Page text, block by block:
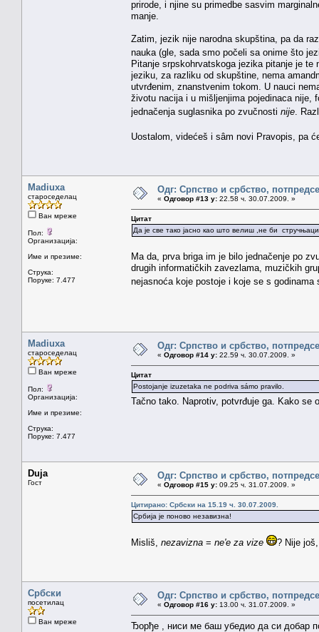
prirode, i njine su primedbe sasvim
manje.
Zatim, jezik nije narodna skupština, pa da
nauka (gle, sada smo počeli sa onime što
Pitanje srpskohrvatskoga jezika pitanje je te
jeziku, za razliku od skupštine, nema
utvrđenim, znanstvenim tokom. U nauci
životu nacija i u mišljenjima pojedinaca nije,
jednačenja suglasnika po zvučnosti nije .
Uostalom, videćeš i sâm novi Pravopis, pa
Madiuxa
староседелац
Ван мреже
Пол:
Организација:
Име и презиме:
Струка:
Поруке: 7.477
Одг: Српство и србство,
« Одговор #13 у: 22.58 ч. 30.07.2009. »
Цитат
Да је све тако јасно као што велиш ,не би
Ma da, prva briga im je bilo jednačenje po
drugih informatičkih zavezlama, muzičkih
nejasnoća koje postoje i koje se s
Madiuxa
староседелац
Ван мреже
Пол:
Организација:
Име и презиме:
Струка:
Поруке: 7.477
Одг: Српство и србство,
« Одговор #14 у: 22.59 ч. 30.07.2009. »
Цитат
Postojanje izuzetaka ne podriva sámo pravilo.
Tačno tako. Naprotiv, potvrđuje ga. Kako
Duja
Гост
Одг: Српство и србство,
« Одговор #15 у: 09.25 ч. 31.07.2009. »
Цитирано: Србски на 15.19 ч. 30.07.2009.
Србија је поново незавизна!
Misliš, nezavizna = ne'e za vize ? Nije
Србски
посетилац
Ван мреже
Одг: Српство и србство,
« Одговор #16 у: 13.00 ч. 31.07.2009. »
Ђорђе , ниси ме баш убедио да си добар